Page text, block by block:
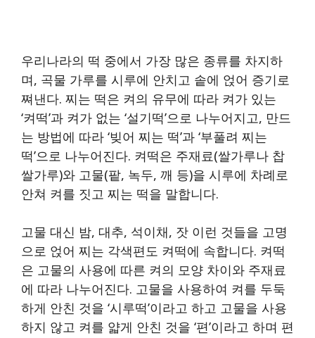
우리나라의 떡 중에서 가장 많은 종류를 차지하
며, 곡물 가루를 시루에 안치고 솥에 얹어 증기로
쪄낸다. 찌는 떡은 켜의 유무에 따라 켜가 있는
‘켜떡’과 켜가 없는 ‘설기떡’으로 나누어지고, 만드
는 방법에 따라 ‘빚어 찌는 떡’과 ‘부풀려 찌는
떡’으로 나누어진다. 켜떡은 주재료(쌀가루나 찹
쌀가루)와 고물(팥, 녹두, 깨 등)을 시루에 차례로
안쳐 켜를 짓고 찌는 떡을 말합니다.
고물 대신 밤, 대추, 석이채, 잣 이런 것들을 고명
으로 얹어 찌는 각색편도 켜떡에 속합니다. 켜떡
은 고물의 사용에 따른 켜의 모양 차이와 주재료
에 따라 나누어진다. 고물을 사용하여 켜를 두둑
하게 안친 것을 ‘시루떡’이라고 하고 고물을 사용
하지 않고 켜를 얇게 안친 것을 ‘편’이라고 하며 편